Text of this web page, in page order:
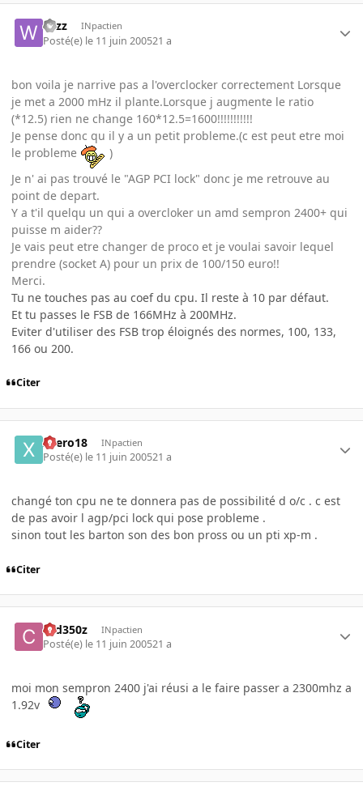
wizz INpactien
Posté(e) le 11 juin 200521 a
bon voila je narrive pas a l'overclocker correctement Lorsque
je met a 2000 mHz il plante.Lorsque j augmente le ratio
(*12.5) rien ne change 160*12.5=1600!!!!!!!!!!!
Je pense donc qu il y a un petit probleme.(c est peut etre moi
le probleme
)
Je n' ai pas trouvé le "AGP PCI lock" donc je me retrouve au
point de depart.
Y a t'il quelqu un qui a overcloker un amd sempron 2400+ qui
puisse m aider??
Je vais peut etre changer de proco et je voulai savoir lequel
prendre (socket A) pour un prix de 100/150 euro!!
Merci.
Tu ne touches pas au coef du cpu. Il reste à 10 par défaut.
Et tu passes le FSB de 166MHz à 200MHz.
Eviter d'utiliser des FSB trop éloignés des normes, 100, 133,
166 ou 200.
Citer
xaero18 INpactien
Posté(e) le 11 juin 200521 a
changé ton cpu ne te donnera pas de possibilité d o/c . c est
de pas avoir l agp/pci lock qui pose probleme .
sinon tout les barton son des bon pross ou un pti xp-m .
Citer
ced350z INpactien
Posté(e) le 11 juin 200521 a
moi mon sempron 2400 j'ai réusi a le faire passer a 2300mhz a
1.92v
Citer